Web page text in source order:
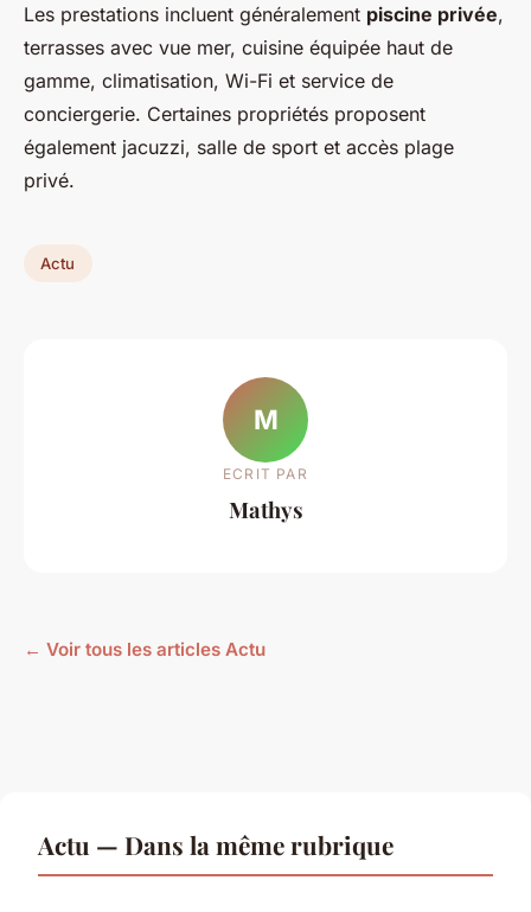
Les prestations incluent généralement piscine privée,
terrasses avec vue mer, cuisine équipée haut de
gamme, climatisation, Wi-Fi et service de
conciergerie. Certaines propriétés proposent
également jacuzzi, salle de sport et accès plage
privé.
Actu
M
ECRIT PAR
Mathys
← Voir tous les articles Actu
Actu — Dans la même rubrique